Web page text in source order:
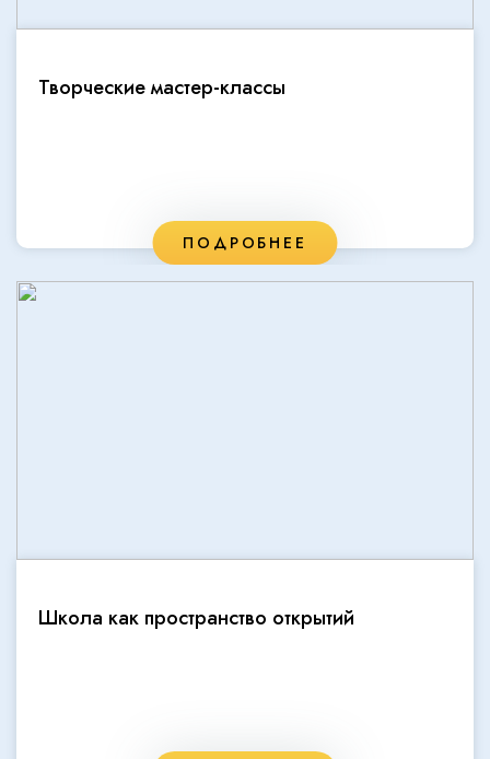
Творческие мастер-классы
ПОДРОБНЕЕ
Школа как пространство открытий